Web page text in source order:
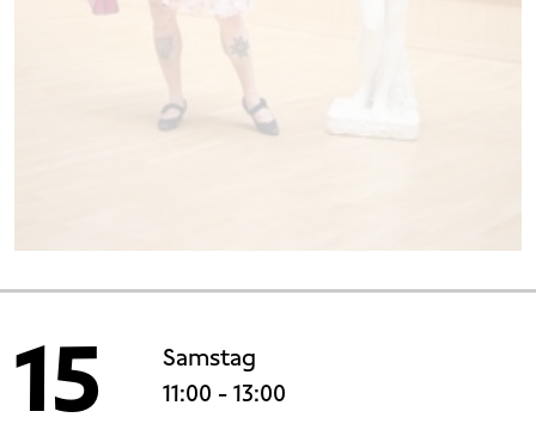
15
Samstag
11:00 - 13:00